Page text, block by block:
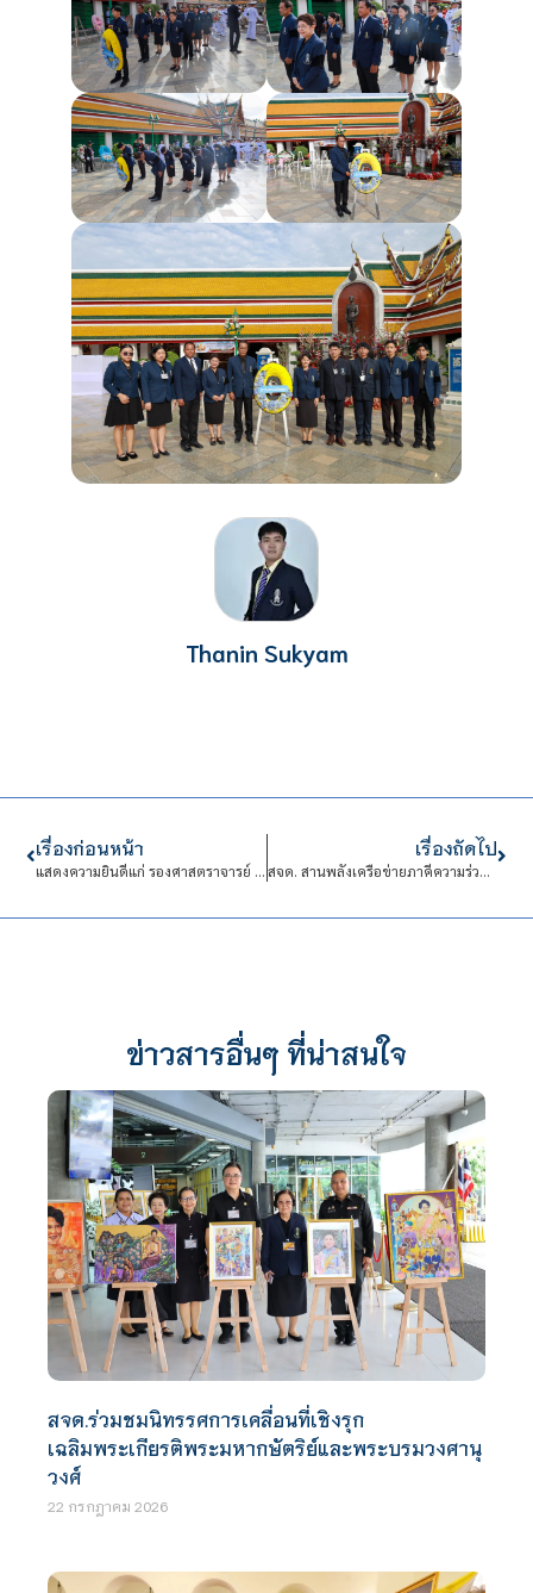
Thanin Sukyam
เรื่องก่อนหน้า
แสดงความยินดีแก่ รองศาสตราจารย์ คุณหญิงสุมณฑา พรหมบุญ อธิการบดี ในโอกาสรับมอบรางวัลเสาอโศกผู้นำศีลธรรม ประจำปี 2569
เรื่องถัดไป
สจด. สานพลังเครือข่ายภาคีความร่วมมือ ผ่านกิจกรรมศึกษาดูงานและแลกเปลี่ยนเรียนรู้
ข่าวสารอื่นๆ ที่น่าสนใจ
สจด.ร่วมชมนิทรรศการเคลื่อนที่เชิงรุก
เฉลิมพระเกียรติพระมหากษัตริย์และพระบรมวงศานุ
วงศ์
22 กรกฎาคม 2026